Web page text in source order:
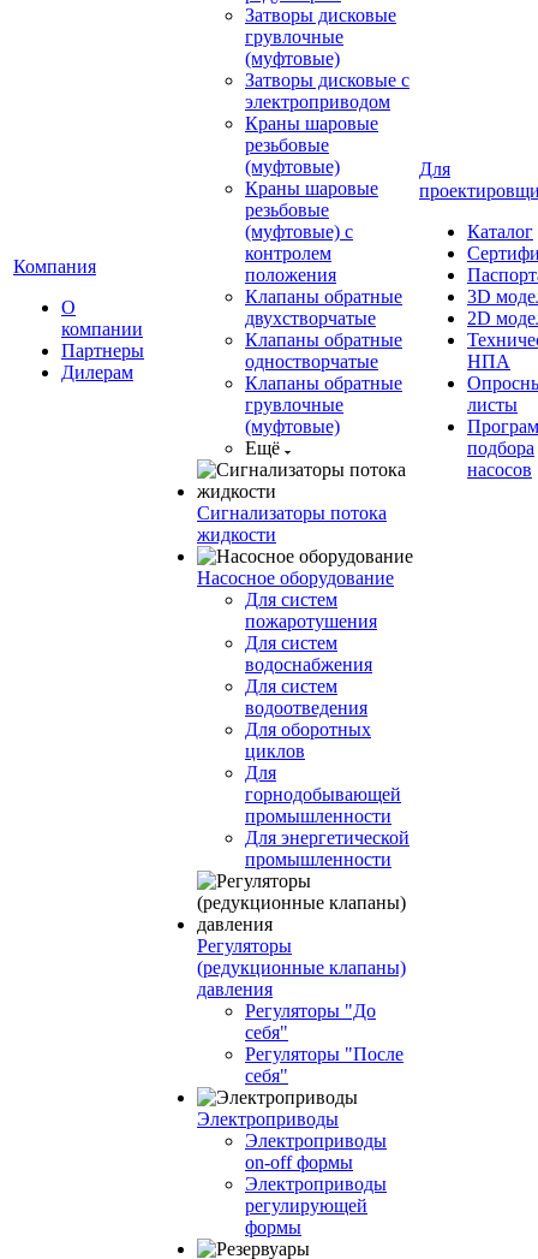
Компания
О
компании
Партнеры
Дилерам
Затворы дисковые
грувлочные
(муфтовые)
Затворы дисковые с
электроприводом
Краны шаровые
резьбовые
(муфтовые)
Краны шаровые
резьбовые
(муфтовые) с
контролем
положения
Клапаны обратные
двухстворчатые
Клапаны обратные
одностворчатые
Клапаны обратные
грувлочные
(муфтовые)
Ещё
Сигнализаторы потока
жидкости
Насосное оборудование
Для систем
пожаротушения
Для систем
водоснабжения
Для систем
водоотведения
Для оборотных
циклов
Для
горнодобывающей
промышленности
Для энергетической
промышленности
Регуляторы
(редукционные клапаны)
давления
Регуляторы "До
себя"
Регуляторы "После
себя"
Электроприводы
Электроприводы
on-off формы
Электроприводы
регулирующей
формы
Для
Каталог
3D
2D
НПА
листы
подбора
насосов